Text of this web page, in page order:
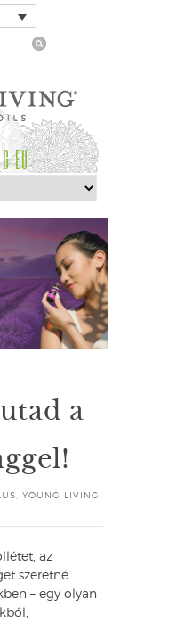
EU
a
YOUNG LIVING
az
szeretné
– egy olyan